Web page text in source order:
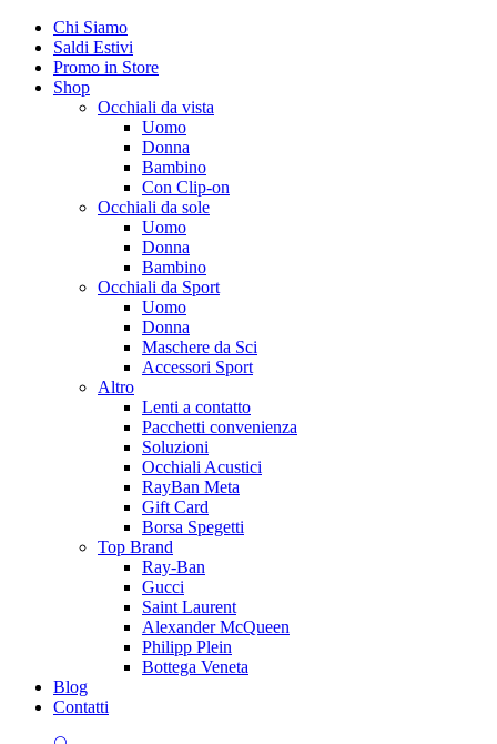
Chi Siamo
Saldi Estivi
Promo in Store
Shop
Occhiali da vista
Uomo
Donna
Bambino
Con Clip-on
Occhiali da sole
Uomo
Donna
Bambino
Occhiali da Sport
Uomo
Donna
Maschere da Sci
Accessori Sport
Altro
Lenti a contatto
Pacchetti convenienza
Soluzioni
Occhiali Acustici
RayBan Meta
Gift Card
Borsa Spegetti
Top Brand
Ray-Ban
Gucci
Saint Laurent
Alexander McQueen
Philipp Plein
Bottega Veneta
Blog
Contatti